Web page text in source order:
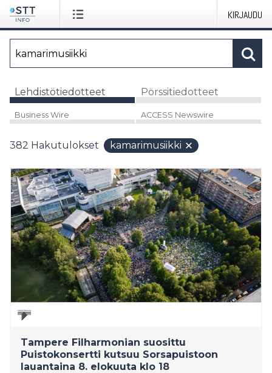
KIRJAUDU
Lehdistötiedotteet Pörssitiedotteet
Business Wire ACCESS Newswire
382 Hakutulokset kamarimusiikki
Tampere Filharmonian suosittu
Puistokonsertti kutsuu Sorsapuistoon
lauantaina 8. elokuuta klo 18